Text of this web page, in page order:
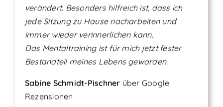
verändert. Besonders hilfreich ist, dass ich
jede Sitzung zu Hause nacharbeiten und
immer wieder verinnerlichen kann.
Das Mentaltraining ist für mich jetzt fester
Bestandteil meines Lebens geworden.
Sabine Schmidt-Pischner über Google
Rezensionen